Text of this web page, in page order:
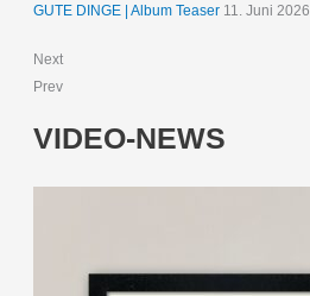
GUTE DINGE | Album Teaser 11. Juni 2026
Next
Prev
VIDEO-NEWS